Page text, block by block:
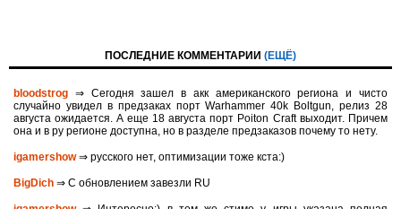
ПОСЛЕДНИЕ КОММЕНТАРИИ (ЕЩЁ)
bloodstrog ⇒ Сегодня зашел в акк американского региона и чисто
случайно увидел в предзаках порт Warhammer 40k Boltgun, релиз 28
августа ожидается. A eще 18 августа порт Poiton Сraft выходит. Причем
она и в ру регионе доступна, но в разделе предзаказов почему то нету.
igamershow⇒ русского нет, оптимизации тоже кста:)
BigDich ⇒ С обновлением завезли RU